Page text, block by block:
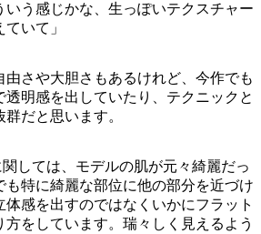
いう感じかな、生っぽいテクスチャー
いて」
さや大胆さもあるけれど、今作でも
透明感を出していたり、テクニックと
だと思います。
しては、モデルの肌が元々綺麗だっ
も特に綺麗な部位に他の部分を近づけ
体感を出すのではなくいかにフラット
をしています。瑞々しく見えるよう